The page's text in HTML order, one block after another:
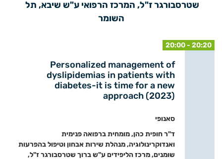
השומר
20:00 - 20:20
Personalized management of
dyslipidemias in patients with
diabetes-it is time for a new
approach (2023)
סאנופי
ד"ר חופית כהן, מומחית ברפואה פנימית
ואנדוקרינולוגיה, מנהלת שירות אבחון וטיפול בהפרעות
שומנים, מרכז הליפידים ע"ש ברוך שטרסבורגר ז"ל,